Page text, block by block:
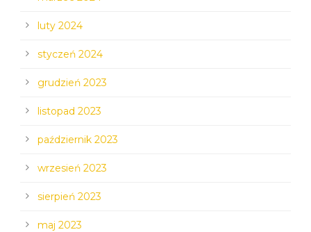
luty 2024
styczeń 2024
grudzień 2023
listopad 2023
październik 2023
wrzesień 2023
sierpień 2023
maj 2023